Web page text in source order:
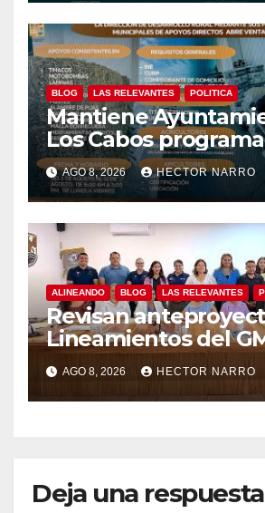
BLOG LAS RELEVANTES POLITICA
Mantiene
Los Cabos
apoyos para
ganaderos y
AGO 8, 2026 HECTOR NARRO
ALINEANDO BLOG LAS RELEVANTES
Revisan
Lineamientos del
en Los Cabos
AGO 8, 2026 HECTOR NARRO
Deja una respuesta